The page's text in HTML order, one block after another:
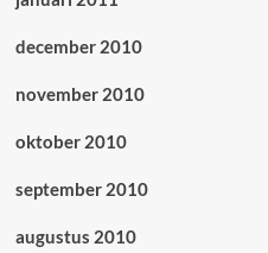
december 2010
november 2010
oktober 2010
september 2010
augustus 2010